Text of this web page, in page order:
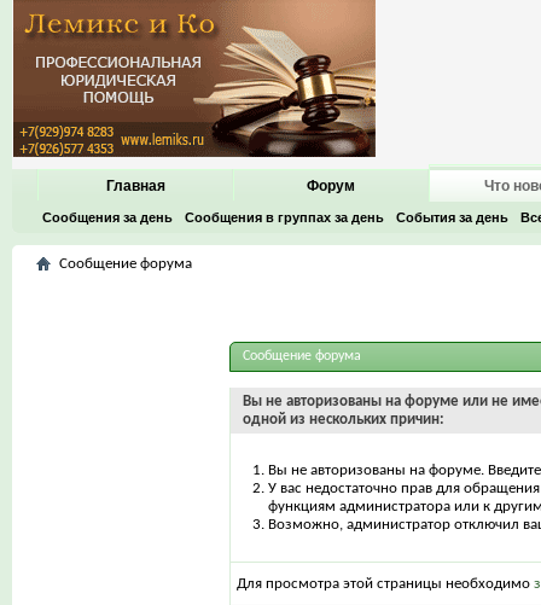
Главная Форум Что
Сообщения за день Сообщения в группах за день События за день
Сообщение форума
Сообщение форума
Вы не авторизованы на форуме или не
одной из нескольких причин:
Вы не авторизованы на форуме.
У вас недостаточно прав для
функциям администратора или к
Возможно, администратор отключил
Для просмотра этой страницы необходимо